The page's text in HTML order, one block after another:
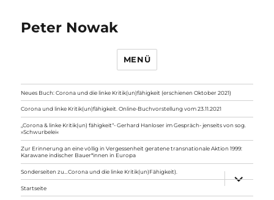
Peter Nowak
MENÜ
Neues Buch: Corona und die linke Kritik(un)fähigkeit (erschienen Oktober 2021)
Corona und linke Kritik(un)fähigkeit. Online-Buchvorstellung vom 23.11.2021
„Corona & linke Kritik(un) fähigkeit“- Gerhard Hanloser im Gespräch- jenseits von sog.
»Schwurbelei«
Zur Erinnerung an eine völlig in Vergessenheit geratene transnationale Aktion 1999:
Karawane indischer Bauer*innen in Europa
Sonderseiten zu…Corona und die linke Kritik(un)Fähigkeit).
anzeigen
Startseite